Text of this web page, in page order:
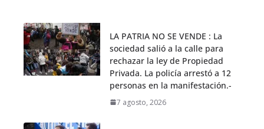
LA PATRIA NO SE VENDE : La
sociedad salió a la calle para
rechazar la ley de Propiedad
Privada. La policía arrestó a 12
personas en la manifestación.-
7 agosto, 2026